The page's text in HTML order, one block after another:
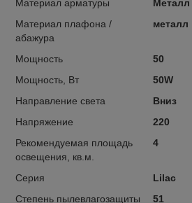
Материал арматуры
Металл
Материал плафона /
абажура
металл
Мощность
50
Мощность, Вт
50W
Направление света
Вниз
Напряжение
220
Рекомендуемая площадь
освещения, кв.м.
4
Серия
Lilac
Степень пылевлагозащиты
51